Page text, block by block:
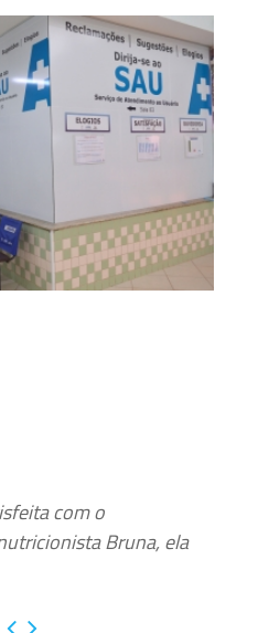
com o
Bruna, ela